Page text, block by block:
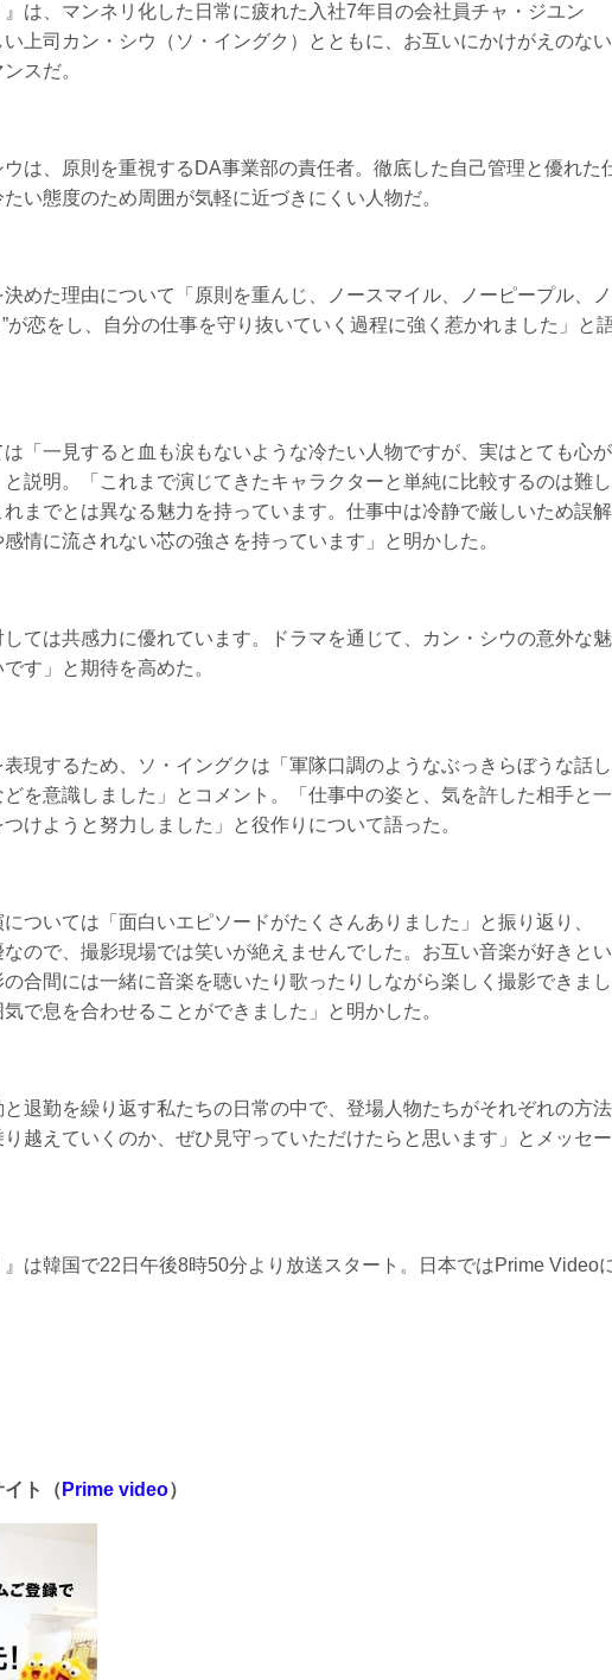
』は、マンネリ化した日常に疲れた入社7年目の会社員チャ・ジユン
い上司カン・シウ（ソ・イングク）とともに、お互いにかけがえのない
スだ。
は、原則を重視するDA事業部の責任者。徹底した自己管理と優れた
い態度のため周囲が気軽に近づきにくい人物だ。
めた理由について「原則を重んじ、ノースマイル、ノーピープル、ノ
が恋をし、自分の仕事を守り抜いていく過程に強く惹かれました」と
「一見すると血も涙もないような冷たい人物ですが、実はとても心が
説明。「これまで演じてきたキャラクターと単純に比較するのは難し
までとは異なる魅力を持っています。仕事中は冷静で厳しいため誤解
情に流されない芯の強さを持っています」と明かした。
ては共感力に優れています。ドラマを通じて、カン・シウの意外な魅
す」と期待を高めた。
現するため、ソ・イングクは「軍隊口調のようなぶっきらぼうな話し
を意識しました」とコメント。「仕事中の姿と、気を許した相手と一
けようと努力しました」と役作りについて語った。
ついては「面白いエピソードがたくさんありました」と振り返り、
なので、撮影現場では笑いが絶えませんでした。お互い音楽が好きとい
合間には一緒に音楽を聴いたり歌ったりしながら楽しく撮影できまし
で息を合わせることができました」と明かした。
退勤を繰り返す私たちの日常の中で、登場人物たちがそれぞれの方法
越えていくのか、ぜひ見守っていただけたらと思います」とメッセー
』は韓国で22日午後8時50分より放送スタート。日本ではPrime Video
ト（ Prime video）